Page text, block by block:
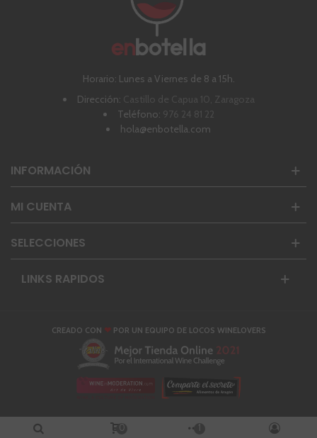
Horario: Lunes a Viernes de 8 a 15h.
Dirección: Castillo de Capua 10, Zaragoza
Teléfono: 976 24 81 22
hola@enbotella.com
INFORMACIÓN
MI CUENTA
SELECCIONES
LINKS RAPIDOS
CREADO CON ❤POR UN EQUIPO DE LOCOS WINELOVERS
0